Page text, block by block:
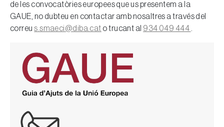
de les convocatòries europees que us presentem a la
GAUE, no dubteu en contactar amb nosaltres a través del
correus.smaeci@diba.cat o trucant al 934 049 444